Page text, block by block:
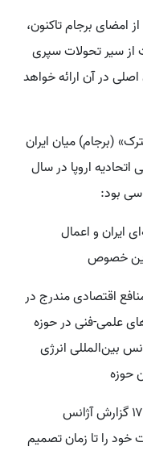
امضای برجام تاکنون،
از سیر تحولات سپری
اصلی در آن ارائه خواهد
(برجام) میان ایران
اتحادیه اروپا در سال
ایران و اعمال
خصوص
اقتصادی مندرج در
علمی-فنی در حوزه
بین‌المللی انرژی
حوزه
در خصوص رکن اول، به اذعان دستِ‌کم ۱۷ گزارش آژانس
خود را تا زمان تصمیم